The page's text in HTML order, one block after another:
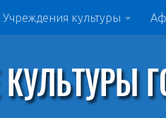
Учреждения культуры